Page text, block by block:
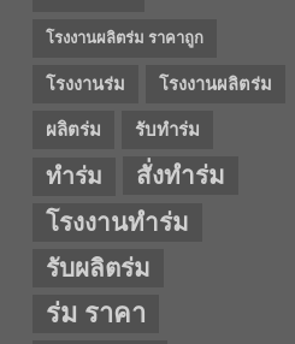
โรงงานผลิตร่ม ราคาถูก
โรงงานร่ม โรงงานผลิตร่ม
ผลิตร่ม รับทำร่ม
ทำร่ม
สั่งทำร่ม
โรงงานทำร่ม
รับผลิตร่ม
ร่ม ราคา